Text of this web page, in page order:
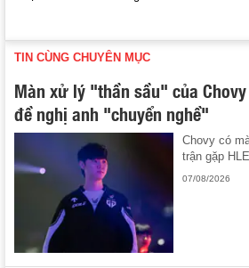
TIN CÙNG CHUYÊN MỤC
Màn xử lý "thần sầu" của
đề nghị anh "chuyển nghề"
Chovy có
trận gặp
07/08/2026